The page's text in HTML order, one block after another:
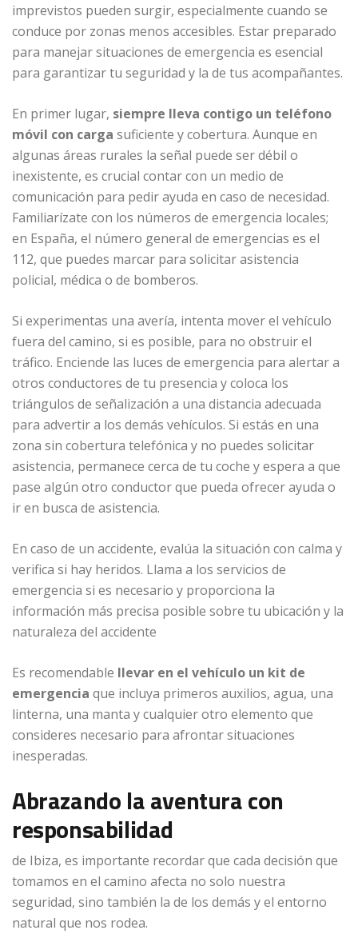
imprevistos pueden surgir, especialmente cuando se
conduce por zonas menos accesibles. Estar preparado
para manejar situaciones de emergencia es esencial
para garantizar tu seguridad y la de tus acompañantes.
En primer lugar, siempre lleva contigo un teléfono
móvil con carga suficiente y cobertura. Aunque en
algunas áreas rurales la señal puede ser débil o
inexistente, es crucial contar con un medio de
comunicación para pedir ayuda en caso de necesidad.
Familiarízate con los números de emergencia locales;
en España, el número general de emergencias es el
112, que puedes marcar para solicitar asistencia
policial, médica o de bomberos.
Si experimentas una avería, intenta mover el vehículo
fuera del camino, si es posible, para no obstruir el
tráfico. Enciende las luces de emergencia para alertar a
otros conductores de tu presencia y coloca los
triángulos de señalización a una distancia adecuada
para advertir a los demás vehículos. Si estás en una
zona sin cobertura telefónica y no puedes solicitar
asistencia, permanece cerca de tu coche y espera a que
pase algún otro conductor que pueda ofrecer ayuda o
ir en busca de asistencia.
En caso de un accidente, evalúa la situación con calma y
verifica si hay heridos. Llama a los servicios de
emergencia si es necesario y proporciona la
información más precisa posible sobre tu ubicación y la
naturaleza del accidente
Es recomendable llevar en el vehículo un kit de
emergencia que incluya primeros auxilios, agua, una
linterna, una manta y cualquier otro elemento que
consideres necesario para afrontar situaciones
inesperadas.
Abrazando la aventura con
responsabilidad
de Ibiza, es importante recordar que cada decisión que
tomamos en el camino afecta no solo nuestra
seguridad, sino también la de los demás y el entorno
natural que nos rodea.